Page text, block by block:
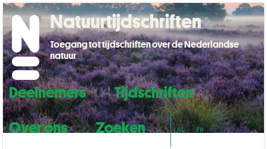
Deelnemers
Tijdschriften
Over ons
Zoeken NL EN
Natuurtijdschriften
Toegang tot tijdschriften over de Nederlandse
natuur